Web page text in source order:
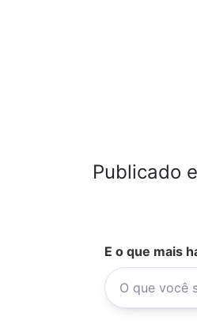
Publicado
E o que mais